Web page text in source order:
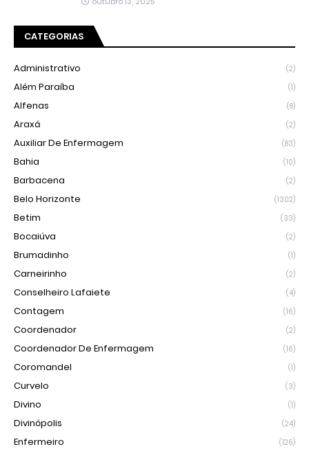
CATEGORIAS
Administrativo (2)
Além Paraíba (1)
Alfenas (8)
Araxá (2)
Auxiliar De Enfermagem (83)
Bahia (10)
Barbacena (2)
Belo Horizonte (1302)
Betim (33)
Bocaiúva (2)
Brumadinho (1)
Carneirinho (2)
Conselheiro Lafaiete (4)
Contagem (16)
Coordenador (2)
Coordenador De Enfermagem (16)
Coromandel (1)
Curvelo (3)
Divino (1)
Divinópolis (24)
Enfermeiro (126)